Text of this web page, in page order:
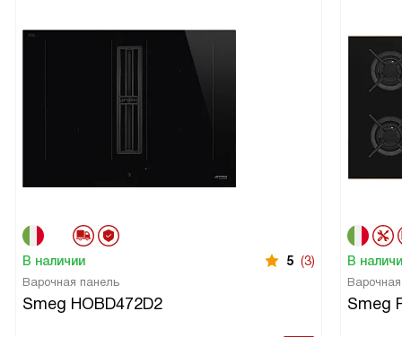
В наличии 5 (3)
Варочная панель
Smeg HOBD472D2
В
Smeg